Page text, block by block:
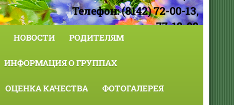
Телефон: (8142) 72-00-13,
77-18-98
НОВОСТИ РОДИТЕЛЯМ
ИНФОРМАЦИЯ О ГРУППАХ
ОЦЕНКА КАЧЕСТВА ФОТОГАЛЕРЕЯ